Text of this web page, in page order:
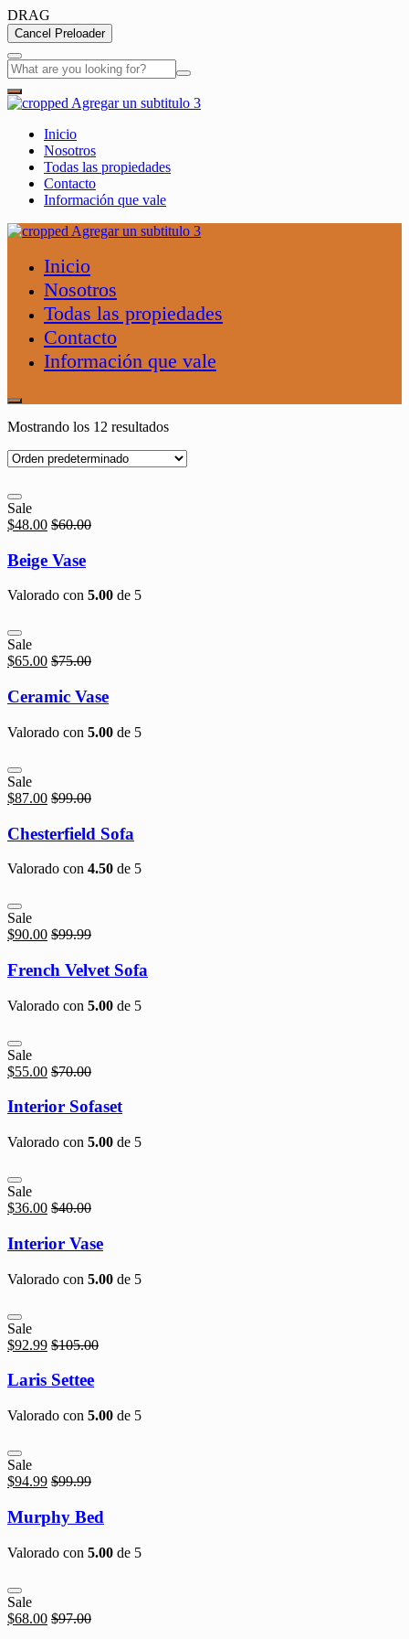
DRAG
Cancel Preloader
Inicio
Nosotros
Todas las propiedades
Contacto
Información que vale
Inicio
Nosotros
Todas las propiedades
Contacto
Información que vale
Mostrando los 12 resultados
Sale
$48.00 $60.00
Beige Vase
Valorado con 5.00 de 5
Sale
$65.00 $75.00
Ceramic Vase
Valorado con 5.00 de 5
Sale
$87.00 $99.00
Chesterfield Sofa
Valorado con 4.50 de 5
Sale
$90.00 $99.99
French Velvet Sofa
Valorado con 5.00 de 5
Sale
$55.00 $70.00
Interior Sofaset
Valorado con 5.00 de 5
Sale
$36.00 $40.00
Interior Vase
Valorado con 5.00 de 5
Sale
$92.99 $105.00
Laris Settee
Valorado con 5.00 de 5
Sale
$94.99 $99.99
Murphy Bed
Valorado con 5.00 de 5
Sale
$68.00 $97.00